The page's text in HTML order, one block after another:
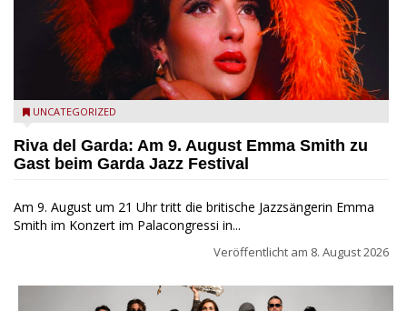
Riva del Garda - Emma Smith zu Gast beim Garda Jazz
UNCATEGORIZED
Riva del Garda: Am 9. August Emma Smith zu
Gast beim Garda Jazz Festival
Am 9. August um 21 Uhr tritt die britische Jazzsängerin Emma
Smith im Konzert im Palacongressi in...
Veröffentlicht am 8. August 2026